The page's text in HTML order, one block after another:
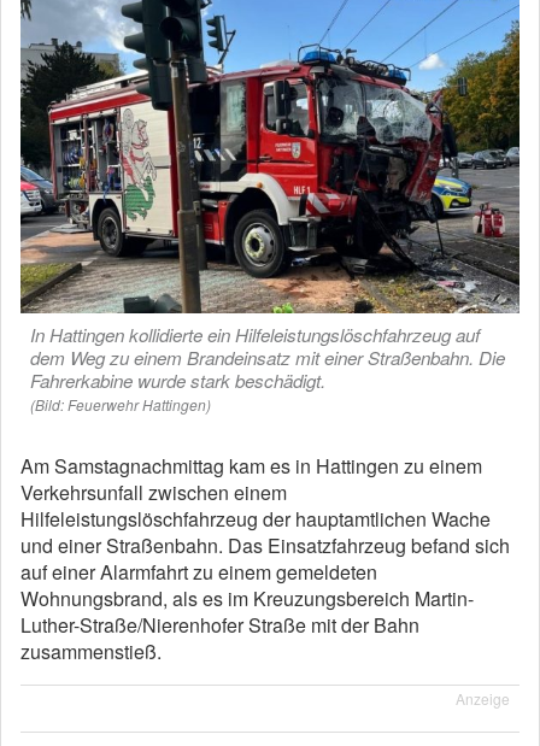
In Hattingen kollidierte ein Hilfeleistungslöschfahrzeug auf
dem Weg zu einem Brandeinsatz mit einer Straßenbahn. Die
Fahrerkabine wurde stark beschädigt.
(Bild: Feuerwehr Hattingen)
Am Samstagnachmittag kam es in Hattingen zu einem
Verkehrsunfall zwischen einem
Hilfeleistungslöschfahrzeug der hauptamtlichen Wache
und einer Straßenbahn. Das Einsatzfahrzeug befand sich
auf einer Alarmfahrt zu einem gemeldeten
Wohnungsbrand, als es im Kreuzungsbereich Martin-
Luther-Straße/Nierenhofer Straße mit der Bahn
zusammenstieß.
Anzeige